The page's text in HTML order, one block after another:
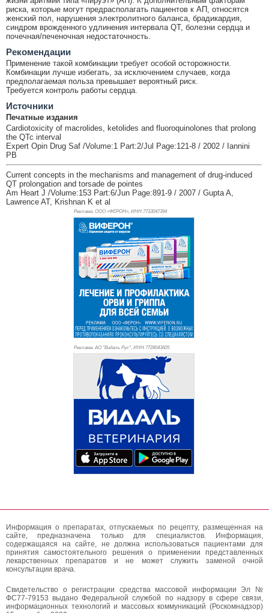
риска, которые могут предрасполагать пациентов к АП, относятся
женский пол, нарушения электролитного баланса, брадикардия,
синдром врожденного удлинения интервала QT, болезни сердца и
почечная/печеночная недостаточность.
Рекомендации
Применение такой комбинации требует особой осторожности.
Комбинации лучше избегать, за исключением случаев, когда
предполагаемая польза превышает вероятный риск.
Требуется контроль работы сердца.
Источники
Печатные издания
Cardiotoxicity of macrolides, ketolides and fluoroquinolones that prolong
the QTc interval
Expert Opin Drug Saf /Volume:1 Part:2/Jul Page:121-8 / 2002 / Iannini
PB
Current concepts in the mechanisms and management of drug-induced
QT prolongation and torsade de pointes
Am Heart J /Volume:153 Part:6/Jun Page:891-9 / 2007 / Gupta A,
Lawrence AT, Krishnan K et al
Реклама. ООО «ФЕРОН», ИНН 7733047394
Реклама. АО "Видаль Рус", ИНН 7728043605
Информация о препаратах, отпускаемых по рецепту, размещенная на
сайте, предназначена только для специалистов. Информация,
содержащаяся на сайте, не должна использоваться пациентами для
принятия самостоятельного решения о применении представленных
лекарственных препаратов и не может служить заменой очной
консультации врача.
Свидетельство о регистрации средства массовой информации Эл №
ФС77-79153 выдано Федеральной службой по надзору в сфере связи,
информационных технологий и массовых коммуникаций (Роскомнадзор)